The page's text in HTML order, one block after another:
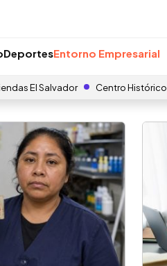
DeportesEntorno Empresarial
El Salvador Centro Histórico